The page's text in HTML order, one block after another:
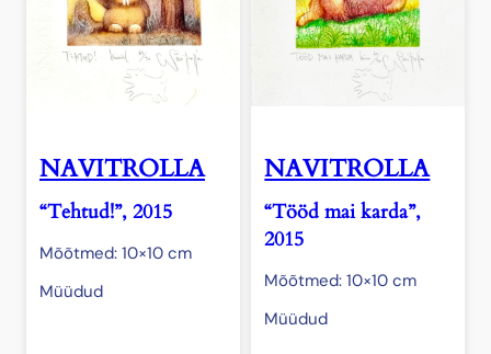
NAVITROLLA
“Tehtud!”, 2015
Mõõtmed: 10×10 cm
Müüdud
NAVITROLLA
“Tööd mai karda”,
2015
Mõõtmed: 10×10 cm
Müüdud